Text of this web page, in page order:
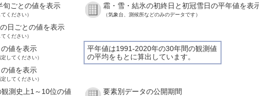
旬ごとの値を表示
ください）
霜・雪・結氷の初終日と初冠雪日の平年値を表
（気象台、測候所などのみのデータです）
日ごとの値を表示
ください）
平年値は1991-2020年の30年間の観測値
の平均をもとに算出しています。
値を表示
してください）
値を表示
してください）
測史上1～10位の値 要素別データの公開期間